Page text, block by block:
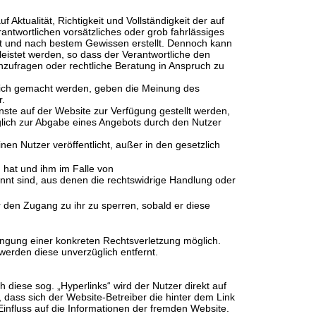
Aktualität, Richtigkeit und Vollständigkeit der auf
vorsätzliches oder grob fahrlässiges
nach bestem Gewissen erstellt. Dennoch kann
werden, so dass der Verantwortliche den
oder rechtliche Beratung in Anspruch zu
gemacht werden, geben die Meinung des
auf der Website zur Verfügung gestellt werden,
zur Abgabe eines Angebots durch den Nutzer
Nutzer veröffentlicht, außer in den gesetzlich
und ihm im Falle von
sind, aus denen die rechtswidrige Handlung oder
Zugang zu ihr zu sperren, sobald er diese
einer konkreten Rechtsverletzung möglich.
diese unverzüglich entfernt.
sog. „Hyperlinks“ wird der Nutzer direkt auf
sich der Website-Betreiber die hinter dem Link
auf die Informationen der fremden Website.